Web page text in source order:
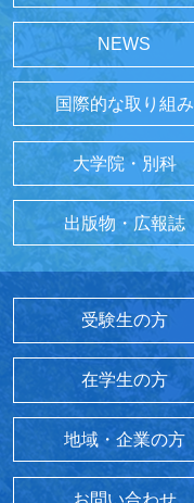
NEWS
国際的な取り組み
大学院・別科
出版物・広報誌
受験生の方
在学生の方
地域・企業の方
お問い合わせ